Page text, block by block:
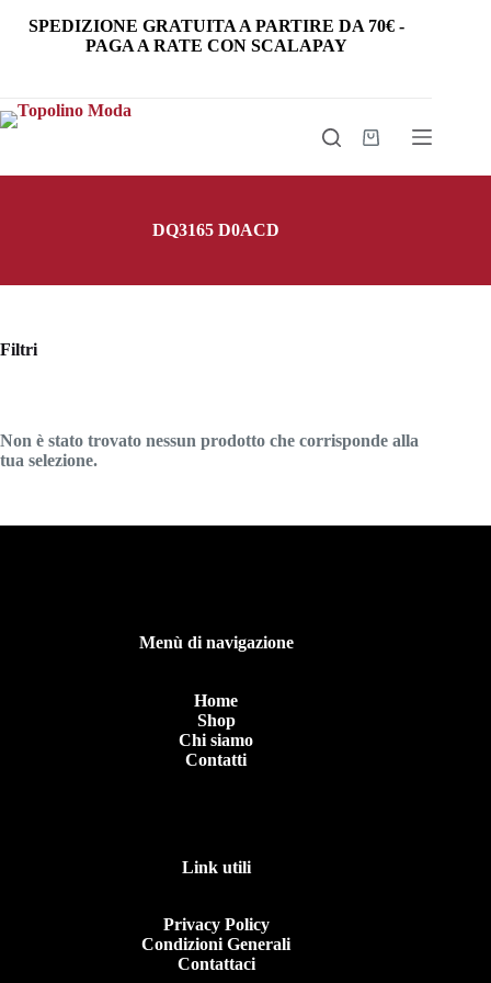
SPEDIZIONE GRATUITA A PARTIRE DA 70€ -
PAGA A RATE CON SCALAPAY
Carrello
DQ3165 D0ACD
Non è stato trovato nessun prodotto che corrisponde alla
tua selezione.
Filtri
Menù di navigazione
Home
Shop
Chi siamo
Contatti
Link utili
Privacy Policy
Condizioni Generali
Contattaci